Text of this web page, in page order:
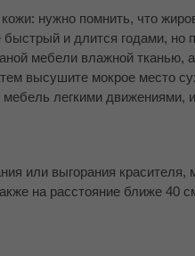
нужно помнить, что
и длится годами, но
мебели влажной
высушите мокрое место
легкими движениями,
или выгорания
на расстояние ближе 40